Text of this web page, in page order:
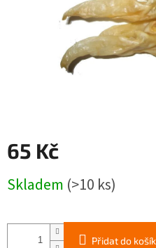
65 Kč
cena:
Skladem (>10 ks)
Přidat do